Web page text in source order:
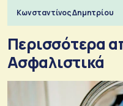
Κωνσταντίνος Δημητρίου
Περισσότερα
Ασφαλιστικά